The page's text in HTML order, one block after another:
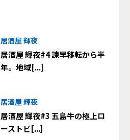
居酒屋 輝夜
居酒屋 輝夜#4 諫早移転から半
年。地域[...]
居酒屋 輝夜
居酒屋 輝夜#3 五島牛の極上ロ
ーストビ[...]